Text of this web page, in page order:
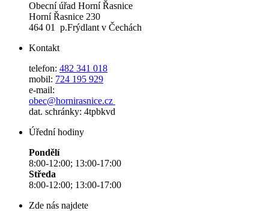
Obecní úřad Horní Řasnice
Horní Řasnice 230
464 01 p.Frýdlant v Čechách
Kontakt
telefon: 482 341 018
mobil: 724 195 929
e-mail:
obec@hornirasnice.cz
dat. schránky: 4tpbkvd
Úřední hodiny
Pondělí
8:00-12:00; 13:00-17:00
Středa
8:00-12:00; 13:00-17:00
Zde nás najdete